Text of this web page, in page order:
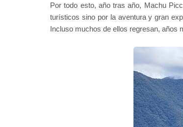
Por todo esto, año tras año, Machu
turísticos sino por la aventura y gran
Incluso muchos de ellos regresan, años